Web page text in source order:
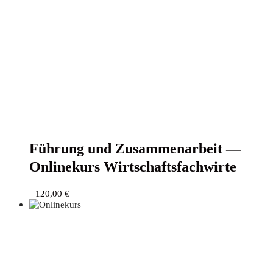
Füh­rung und Zusam­men­ar­beit —
Online­kurs Wirtschaftsfachwirte
120,00 €